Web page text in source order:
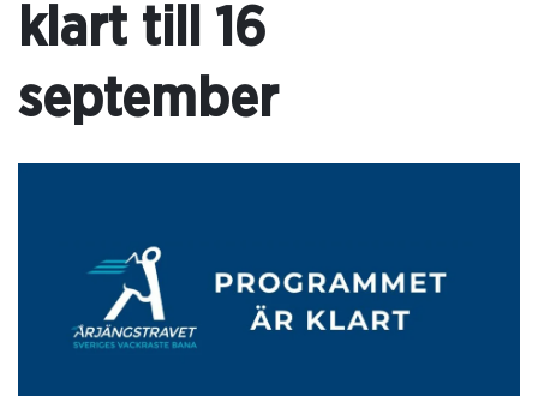
klart till 16
september